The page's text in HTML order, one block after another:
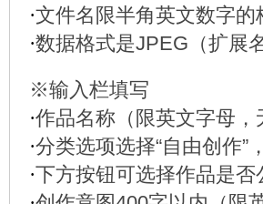
·文件名限半角英文数字
·数据格式是JPEG（扩展
※输入栏填写
·作品名称（限英文字母，
·分类选项选择“自由创作”
·下方按钮可选择作品是否